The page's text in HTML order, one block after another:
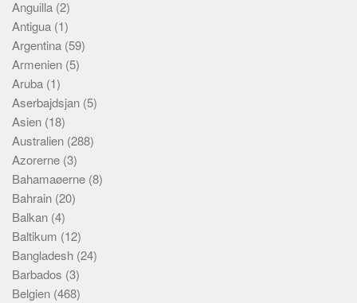
Redigering
Tekstannoncer
Bannere
Hjælp
Anguilla (2)
Antigua (1)
Argentina (59)
Armenien (5)
Aruba (1)
Aserbajdsjan (5)
Asien (18)
Australien (288)
Azorerne (3)
Bahamaøerne (8)
Bahrain (20)
Balkan (4)
Baltikum (12)
Bangladesh (24)
Barbados (3)
Belgien (468)